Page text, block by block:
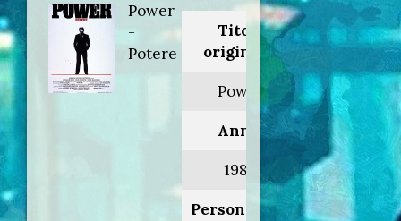
Power
-
Potere
Titolo
originale:
Power
Anno:
1986
Personaggio: